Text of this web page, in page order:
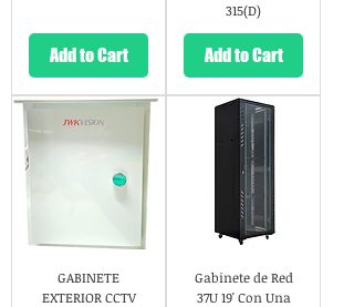
Add to Cart
315(D)
Add to Cart
GABINETE
EXTERIOR CCTV
Gabinete de Red
37U 19' Con Una